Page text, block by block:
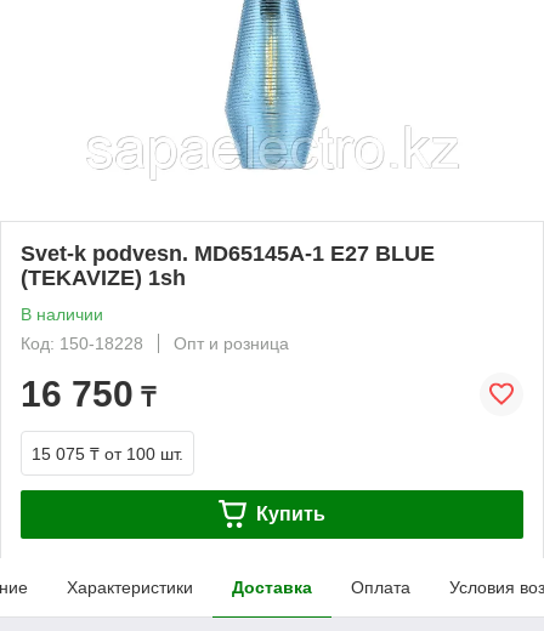
Svet-k podvesn. MD65145A-1 E27 BLUE
(TEKAVIZE) 1sh
В наличии
Код: 150-18228
Опт и розница
16 750 ₸
15 075 ₸ от 100 шт.
Купить
Характеристики Доставка Оплата Условия